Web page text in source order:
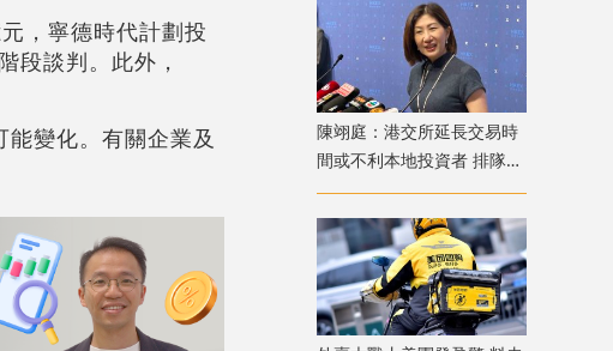
，寧德時代計劃投
段談判。此外，
變化。有關企業及
陳翊庭：港交所延長交易時
間或不利本地投資者 排隊上
市公司數量創新高